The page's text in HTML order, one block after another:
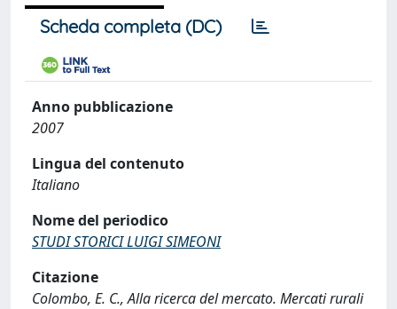
Scheda completa (DC)
Anno pubblicazione
2007
Lingua del contenuto
Italiano
Nome del periodico
STUDI STORICI LUIGI SIMEONI
Citazione
Colombo, E. C., Alla ricerca del mercato. Mercati rurali